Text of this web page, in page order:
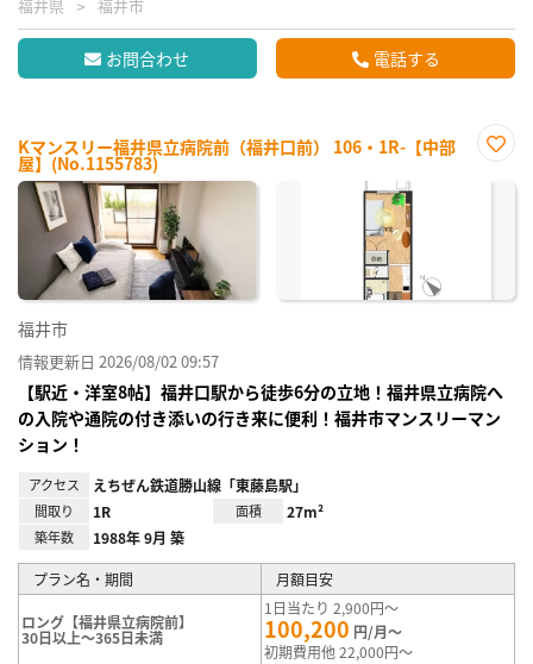
福井県 福井市
お問合わせ 電話する
Kマンスリー福井県立病院前（福井口前） 106・1R-【中部
屋】(No.1155783)
に入
福井市
情報更新日 2026/08/02 09:57
【駅近・洋室8帖】福井口駅から徒歩6分の立地！福井県立病院へ
の入院や通院の付き添いの行き来に便利！福井市マンスリーマン
ション！
アクセス えちぜん鉄道勝山線「東藤島駅」
間取り 1R 面積 27m²
築年数 1988年 9月 築
プラン名・期間 月額目安
ロング【福井県立病院前】
30日以上～365日未満
1日当たり 2,900円～
100,200 円/月～
初期費用他 22,000円～